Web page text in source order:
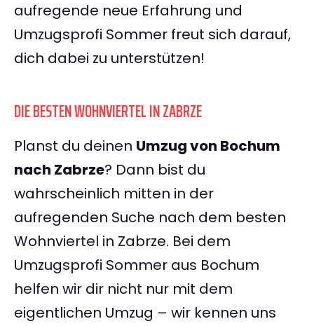
aufregende neue Erfahrung und
Umzugsprofi Sommer freut sich darauf,
dich dabei zu unterstützen!
DIE BESTEN WOHNVIERTEL IN ZABRZE
Planst du deinen Umzug von Bochum
nach Zabrze? Dann bist du
wahrscheinlich mitten in der
aufregenden Suche nach dem besten
Wohnviertel in Zabrze. Bei dem
Umzugsprofi Sommer aus Bochum
helfen wir dir nicht nur mit dem
eigentlichen Umzug – wir kennen uns